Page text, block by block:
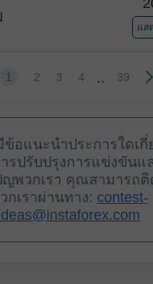
แส
1 2 3 4 .. 39
อแนะนำประการใดเกี่
รปรับปรุงการแข่งขันแ
ญพวกเรา คุณสามารถ
กเราผ่านทาง: contest-